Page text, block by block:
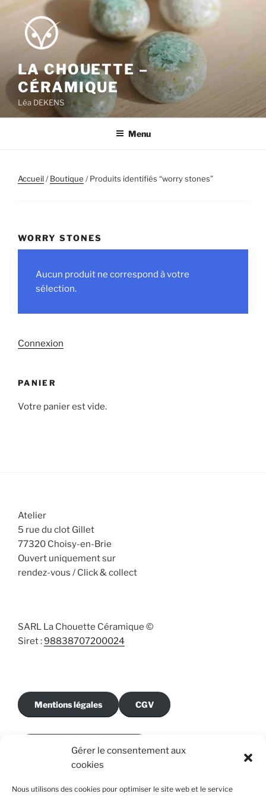
Gérer le consentement aux
cookies
Nous utilisons des cookies pour optimiser le site web et le service
Aller
contenu
principal
LA CHOUETTE –
CÉRAMIQUE
Léa DEKENS
Menu
Accueil/Boutique / Produits identifiés “worry stones”
WORRY STONES
Aucun produit ne correspond à votre
sélection.
Connexion
PANIER
Votre panier est vide.
Atelier
5 rue du clot Gillet
77320 Choisy-en-Brie
Ouvert uniquement sur
rendez-vous / Click & collect
SARL La Chouette Céramique ©
Siret :98838707200024
Mentions légales CGV
Politique de cookies (UE)
Renoncer au contrat ici